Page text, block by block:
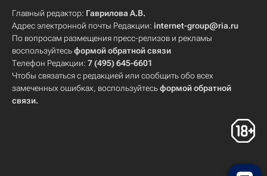
Главный редактор: Гаврилова А.В.
Адрес электронной почты Редакции: internet-group@ria.ru
По вопросам размещения пресс-релизов и рекламы
воспользуйтесьформой обратной связи
Телефон Редакции: 7 (495) 645-6601
Чтобы связаться с редакцией или сообщить обо всех
замеченных ошибках, воспользуйтесьформой обратной
связи.